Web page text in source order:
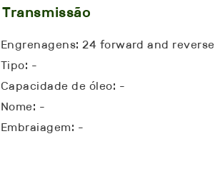
Transmissão
Engrenagens: 24 forward and reverse
Tipo: -
Capacidade de óleo: -
Nome: -
Embraiagem: -